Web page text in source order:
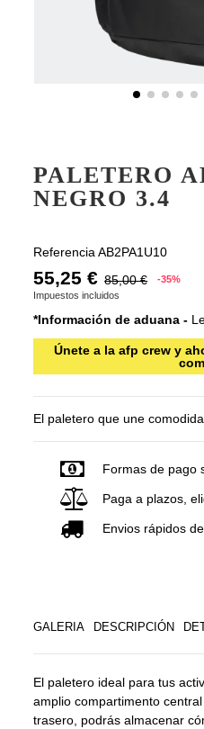
PALETERO
NEGRO 3.4
Referencia AB2PA1U10
55,25 € 85,00 €
-35%
Impuestos incluidos
*Información de aduana -
Únete a la afp crew y
El paletero que une
Formas de pago
Paga a plazos,
Envios rápidos
GALERIA DESCRIPCIÓN
El paletero ideal para tus
amplio compartimento
trasero, podrás almacenar